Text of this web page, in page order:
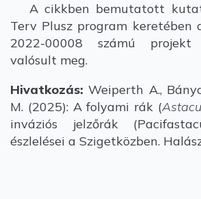
A cikkben bemutatott
Terv Plusz program keretében
2022-00008 számú projekt
valósult meg.
Hivatkozás: Weiperth A.,
M. (2025): A folyami rák (
inváziós jelzőrák
észlelései a Szigetközben.